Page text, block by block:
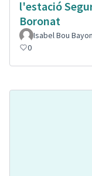
l'estació
Boronat
Isabel Bou
0